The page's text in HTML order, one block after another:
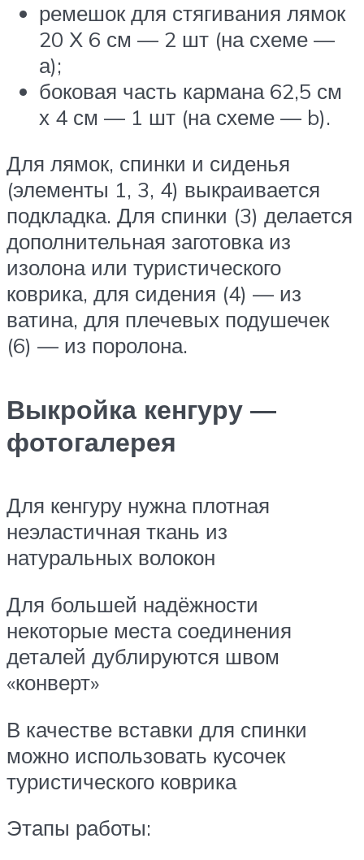
ремешок для стягивания лямок
20 Х 6 см — 2 шт (на схеме —
а);
боковая часть кармана 62,5 см
х 4 см — 1 шт (на схеме — b).
Для лямок, спинки и сиденья
(элементы 1, 3, 4) выкраивается
подкладка. Для спинки (3) делается
дополнительная заготовка из
изолона или туристического
коврика, для сидения (4) — из
ватина, для плечевых подушечек
(6) — из поролона.
Выкройка кенгуру —
фотогалерея
Для кенгуру нужна плотная
неэластичная ткань из
натуральных волокон
Для большей надёжности
некоторые места соединения
деталей дублируются швом
«конверт»
В качестве вставки для спинки
можно использовать кусочек
туристического коврика
Этапы работы: